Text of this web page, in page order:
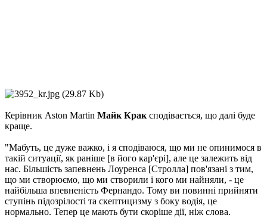
Керівник Aston Martin Майк Краксподівається, що далі буде
краще.
"Мабуть, це дуже важко, і я сподіваюся, що ми не опинимося в
такій ситуації, як раніше [в його кар'єрі], але це залежить від
нас. Більшість запевнень Лоуренса [Стролла] пов'язані з тим,
що ми створюємо, що ми створили і кого ми найняли, - це
найбільша впевненість Фернандо. Тому ви повинні прийняти
ступінь підозрілості та скептицизму з боку водія, це
нормально. Тепер це мають бути скоріше дії, ніж слова.